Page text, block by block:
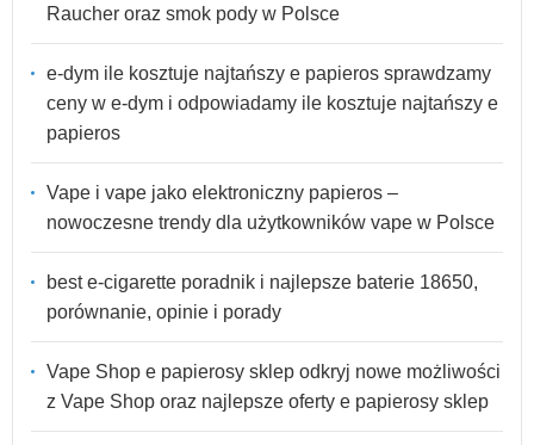
Raucher oraz smok pody w Polsce
e-dym ile kosztuje najtańszy e papieros sprawdzamy
ceny w e-dym i odpowiadamy ile kosztuje najtańszy e
papieros
Vape i vape jako elektroniczny papieros –
nowoczesne trendy dla użytkowników vape w Polsce
best e-cigarette poradnik i najlepsze baterie 18650,
porównanie, opinie i porady
Vape Shop e papierosy sklep odkryj nowe możliwości
z Vape Shop oraz najlepsze oferty e papierosy sklep